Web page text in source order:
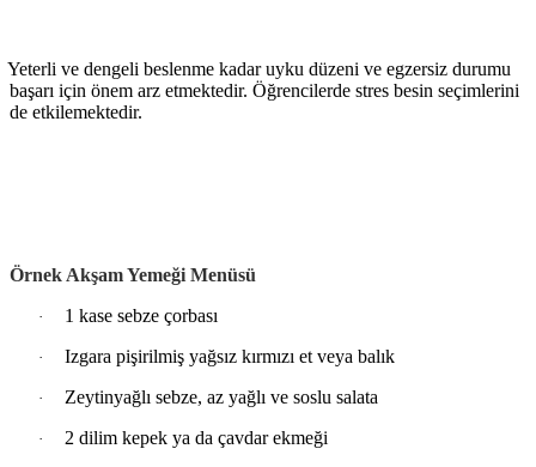
Yeterli ve dengeli beslenme kadar uyku düzeni ve egzersiz durumu
başarı için önem arz etmektedir. Öğrencilerde stres besin seçimlerini
de etkilemektedir.
Örnek Akşam Yemeği Menüsü
· 1 kase sebze çorbası
· Izgara pişirilmiş yağsız kırmızı et veya balık
· Zeytinyağlı sebze, az yağlı ve soslu salata
·
2 dilim kepek ya da çavdar ekmeği